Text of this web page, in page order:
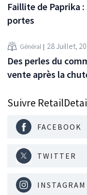
Faillite de Paprika
portes
Général 28 Juillet,
Des perles du
vente après la
Suivre
FACEBOOK
TWITTER
INSTAGRAM